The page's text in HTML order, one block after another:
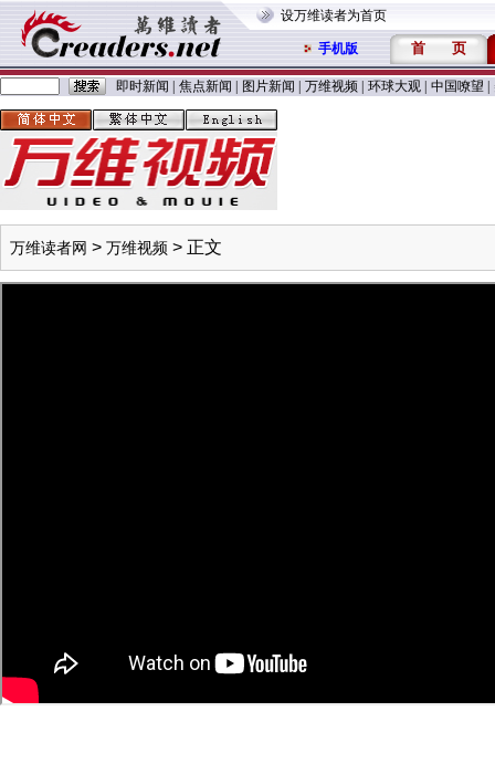
设万维读者为首页
手机版 首 页
即时新闻 焦点新闻 图片新闻 万维视频 环球大观 中国嘹望
万维读者网 > 万维视频 > 正文